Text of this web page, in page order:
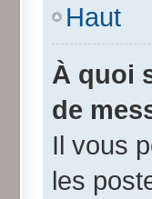
Haut
À quoi
de
Il vous
les